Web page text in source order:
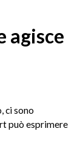
agisce
ci sono
può esprimere